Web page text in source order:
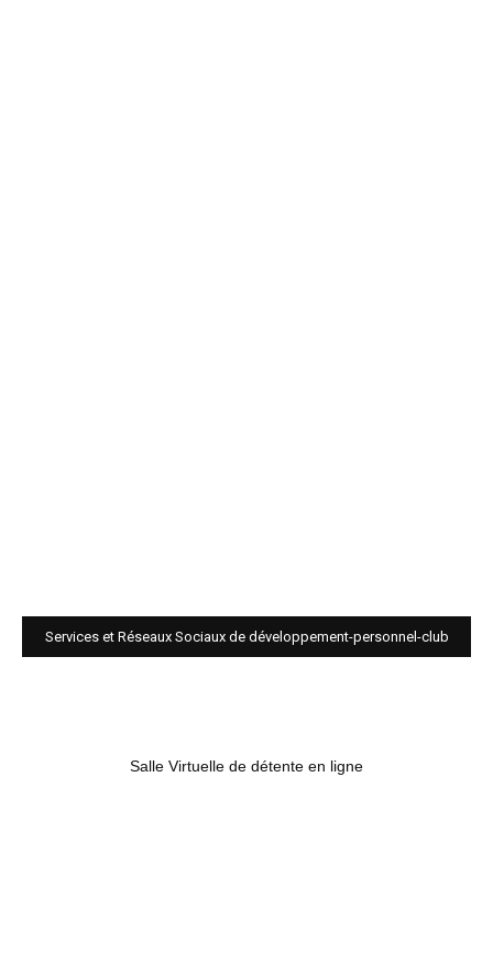
Services et Réseaux Sociaux de développement-personnel-club
Salle Virtuelle de détente en ligne